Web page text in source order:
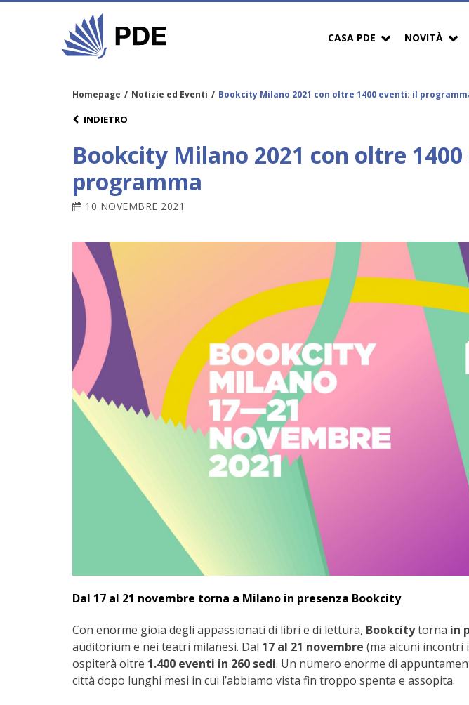
CASA PDE NOVITÀ
Homepage / Notizie ed Eventi / Bookcity Milano 2021 con oltre 1400 eventi: il
INDIETRO
Bookcity Milano 2021 con oltre
programma
10 NOVEMBRE 2021
Dal 17 al 21 novembre torna a Milano in presenza Bookcity
Con enorme gioia degli appassionati di libri e di lettura, Bookcitytorna in
auditorium e nei teatri milanesi. Dal 17 al 21 novembre (ma alcuni incontri
ospiterà oltre 1.400 eventi in 260 sedi. Un numero enorme di
città dopo lunghi mesi in cui l’abbiamo vista fin troppo spenta e assopita.